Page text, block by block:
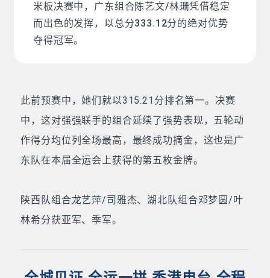
米板决赛中，广东组合陈艺文/林珊凭借稳定
而出色的发挥，以总分333.12分的绝对优势
夺得冠军。
此前预赛中，她们就以315.21分排名第一。决赛
中，这对强强联手的组合延续了强势表现，五轮动
作得分均位列全场最高，最终成功摘金，这也是广
东队在本届全运会上获得的第五枚金牌。
陕西队组合龙艺萍/司雅杰、湖北队组合邓梦圆/叶
林希分获亚军、季军。